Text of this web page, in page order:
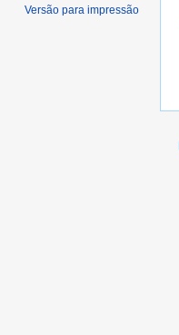
Versão para impressão